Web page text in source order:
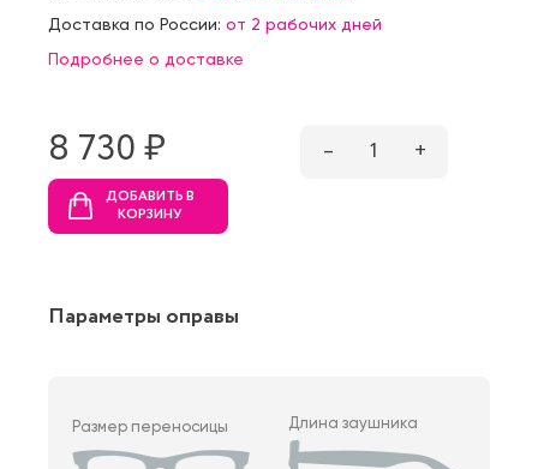
Доставка по России: от 2 рабочих дней
Подробнее о доставке
8 730 ₷ – 1 +
ДОБАВИТЬ В
КОРЗИНУ
Параметры оправы
Размер переносицы Длина заушника